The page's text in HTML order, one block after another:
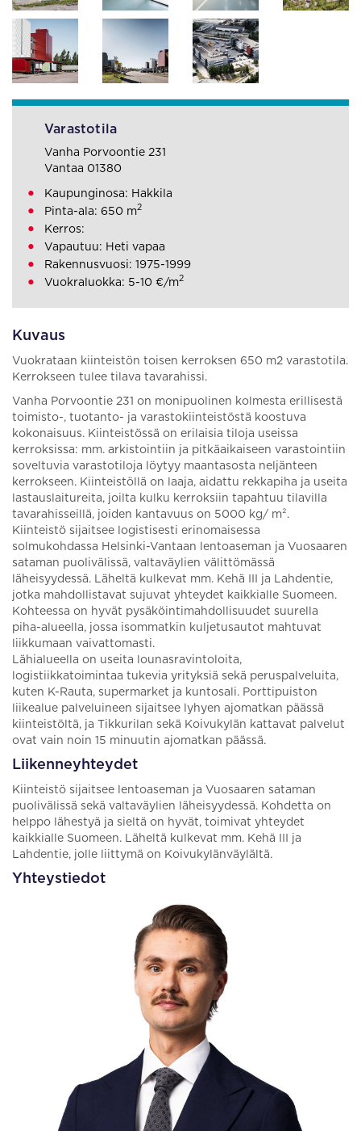
Kuvaus
Vuokrataan kiinteistön toisen kerroksen 650 m2 varastotila.
Kerrokseen tulee tilava tavarahissi.
Vanha Porvoontie 231 on monipuolinen kolmesta erillisestä
toimisto-, tuotanto- ja varastokiinteistöstä koostuva
kokonaisuus. Kiinteistössä on erilaisia tiloja useissa
kerroksissa: mm. arkistointiin ja pitkäaikaiseen varastointiin
soveltuvia varastotiloja löytyy maantasosta neljänteen
kerrokseen. Kiinteistöllä on laaja, aidattu rekkapiha ja useita
lastauslaitureita, joilta kulku kerroksiin tapahtuu tilavilla
tavarahisseillä, joiden kantavuus on 5000 kg/ m².
Kiinteistö sijaitsee logistisesti erinomaisessa
solmukohdassa Helsinki-Vantaan lentoaseman ja Vuosaaren
sataman puolivälissä, valtaväylien välittömässä
läheisyydessä. Läheltä kulkevat mm. Kehä III ja Lahdentie,
jotka mahdollistavat sujuvat yhteydet kaikkialle Suomeen.
Kohteessa on hyvät pysäköintimahdollisuudet suurella
piha-alueella, jossa isommatkin kuljetusautot mahtuvat
liikkumaan vaivattomasti.
Lähialueella on useita lounasravintoloita,
logistiikkatoimintaa tukevia yrityksiä sekä peruspalveluita,
kuten K-Rauta, supermarket ja kuntosali. Porttipuiston
liikealue palveluineen sijaitsee lyhyen ajomatkan päässä
kiinteistöltä, ja Tikkurilan sekä Koivukylän kattavat palvelut
ovat vain noin 15 minuutin ajomatkan päässä.
Liikenneyhteydet
Kiinteistö sijaitsee lentoaseman ja Vuosaaren sataman
puolivälissä sekä valtaväylien läheisyydessä. Kohdetta on
helppo lähestyä ja sieltä on hyvät, toimivat yhteydet
kaikkialle Suomeen. Läheltä kulkevat mm. Kehä III ja
Lahdentie, jolle liittymä on Koivukylänväylältä.
Yhteystiedot
Varastotila
Vanha Porvoontie 231
Vantaa 01380
Kaupunginosa: Hakkila
Pinta-ala: 650 m2
Kerros:
Vapautuu: Heti vapaa
Rakennusvuosi: 1975-1999
Vuokraluokka: 5-10 €/m2